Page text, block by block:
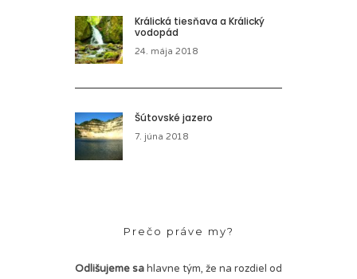
Králická tiesňava a Králický
vodopád
24. mája 2018
Šútovské jazero
7. júna 2018
Prečo práve my?
Odlišujeme sa hlavne tým, že na rozdiel od